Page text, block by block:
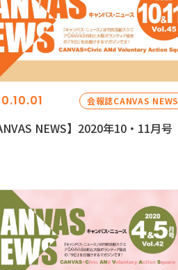
会報誌CANVAS NEWS
NEWS】2020年10・11月号